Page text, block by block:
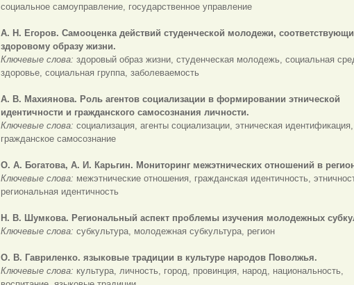
социальное самоуправление, государственное управление
А. Н. Егоров. Самооценка действий студенческой молодежи,
здоровому образу жизни.
Ключевые слова: здоровый образ жизни, студенческая молодежь, социальная
здоровье, социальная группа, заболеваемость
А. В. Махиянова. Роль агентов социализации в формировании этнической
идентичности и гражданского самосознания личности.
Ключевые слова: социализация, агенты социализации, этническая идентификация,
гражданское самосознание
О. А. Богатова, А. И. Карьгин. Мониторинг межэтнических отношений в
Ключевые слова: межэтнические отношения, гражданская идентичность,
региональная идентичность
Н. В. Шумкова. Региональный аспект проблемы изучения молодежных
Ключевые слова: субкультура, молодежная субкультура, регион
О. В. Гавриленко. языковые традиции в культуре народов Поволжья.
Ключевые слова: культура, личность, город, провинция, народ, национальность,